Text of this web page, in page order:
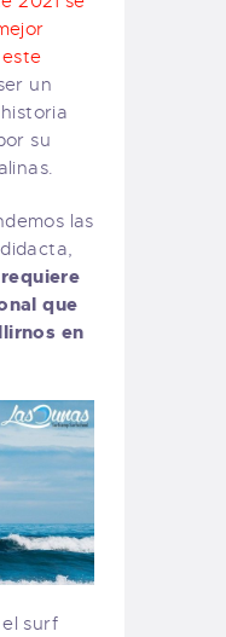
un
su
las
que
en
surf